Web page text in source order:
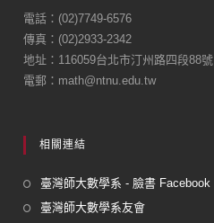
電話：(02)7749-6576
傳真：(02)2933-2342
地址：116059台北市汀州路四段88號
電郵：math@ntnu.edu.tw
相關連結
臺灣師大數學系 - 臉書 Facebook
臺灣師大數學系友會